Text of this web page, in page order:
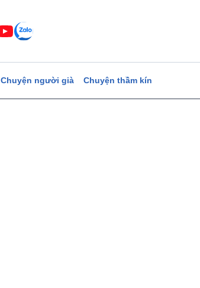
Chuyện người già Chuyện thầm kín